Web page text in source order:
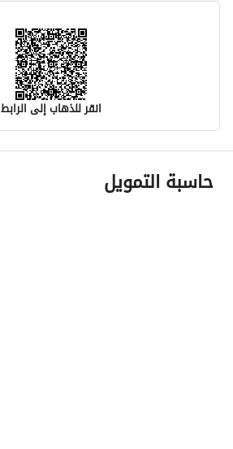
انقر للذهاب إلى الرابط
معلومات مسؤول الإعلان
اسم المسؤول
حاسبة التمويل